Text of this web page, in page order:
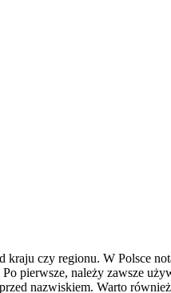
czy regionu. W Polsce
pierwsze, należy zawsze
nazwiskiem. Warto